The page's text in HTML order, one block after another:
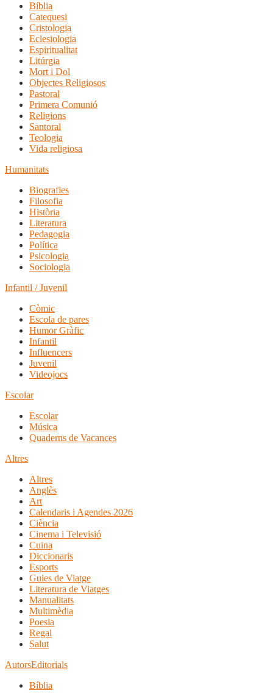
Bíblia
Catequesi
Cristologia
Eclesiologia
Espiritualitat
Litúrgia
Mort i Dol
Objectes Religiosos
Pastoral
Primera Comunió
Religions
Santoral
Teologia
Vida religiosa
Humanitats
Biografies
Filosofia
Història
Literatura
Pedagogia
Política
Psicologia
Sociologia
Infantil / Juvenil
Còmic
Escola de pares
Humor Gràfic
Infantil
Influencers
Juvenil
Videojocs
Escolar
Escolar
Música
Quaderns de Vacances
Altres
Altres
Anglès
Art
Calendaris i Agendes 2026
Ciència
Cinema i Televisió
Cuina
Diccionaris
Esports
Guies de Viatge
Literatura de Viatges
Manualitats
Multimèdia
Poesia
Regal
Salut
AutorsEditorials
Bíblia